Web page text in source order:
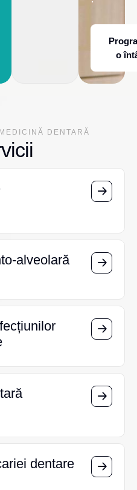
o
DENTARĂ
alveolară
alveolară
dentare
dentare